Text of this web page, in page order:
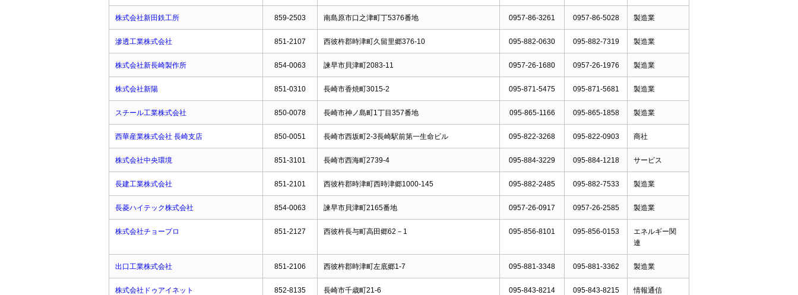
株式会社新田鉄工所 859-2503 南島原市口之津町丁5376番地 0957-86-3261 0957-86-5028 製造業
滲透工業株式会社 851-2107 西彼杵郡時津町久留里郷376-10 095-882-0630 095-882-7319 製造業
株式会社新長崎製作所 854-0063 諫早市貝津町2083-11 0957-26-1680 0957-26-1976 製造業
株式会社新陽 851-0310 長崎市香焼町3015-2 095-871-5475 095-871-5681 製造業
スチール工業株式会社 850-0078 長崎市神ノ島町1丁目357番地 095-865-1166 095-865-1858 製造業
西華産業株式会社 長崎支店 850-0051 長崎市西坂町2-3長崎駅前第一生命ビル 095-822-3268 095-822-0903 商社
株式会社中央環境 851-3101 長崎市西海町2739-4 095-884-3229 095-884-1218 サービス
長建工業株式会社 851-2101 西彼杵郡時津町西時津郷1000-145 095-882-2485 095-882-7533 製造業
長菱ハイテック株式会社 854-0063 諫早市貝津町2165番地 0957-26-0917 0957-26-2585 製造業
株式会社チョープロ 851-2127 西彼杵長与町高田郷62－1 095-856-8101 095-856-0153
エネルギー関
連
出口工業株式会社 851-2106 西彼杵郡時津町左底郷1-7 095-881-3348 095-881-3362 製造業
株式会社ドゥアイネット 852-8135 長崎市千歳町21-6 095-843-8214 095-843-8215 情報通信